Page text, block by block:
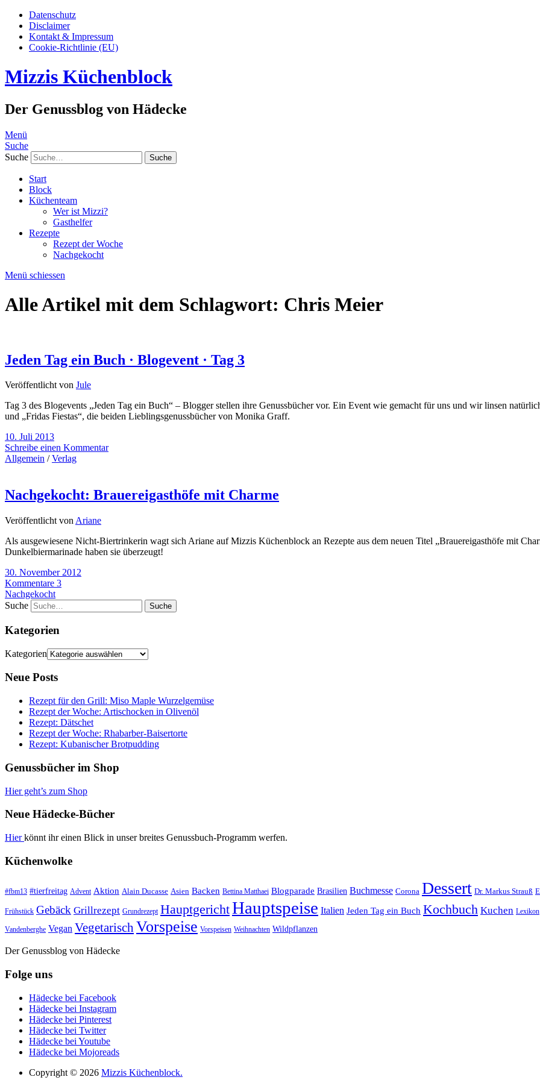
Datenschutz
Disclaimer
Kontakt & Impressum
Cookie-Richtlinie (EU)
Mizzis Küchenblock
Der Genussblog von Hädecke
Menü
Suche
Suche
Start
Block
Küchenteam
Wer ist Mizzi?
Gasthelfer
Rezepte
Rezept der Woche
Nachgekocht
Menü schiessen
Alle Artikel mit dem Schlagwort: Chris Meier
Jeden Tag ein Buch · Blogevent · Tag 3
Veröffentlicht von Jule
Tag 3 des Blogevents „Jeden Tag ein Buch“ – Blogger stellen ihre Genussbücher vor. Ein Event wie gemacht für uns und wir linsen
und „Fridas Fiestas“, die beiden Lieblingsgenussbücher von Monika Graff.
10. Juli 2013
Schreibe einen Kommentar
Allgemein /Verlag
Nachgekocht: Brauereigasthöfe mit Charme
Veröffentlicht von Ariane
Als ausgewiesene Nicht-Biertrinkerin wagt sich Ariane auf Mizzis Küchenblock an Rezepte aus dem neuen Titel „Brauereigasthöfe mit
Dunkelbiermarinade haben sie überzeugt!
30. November 2012
Kommentare 3
Nachgekocht
Suche
Kategorien
Kategorien
Neue Posts
Rezept für den Grill: Miso Maple Wurzelgemüse
Rezept der Woche: Artischocken in Olivenöl
Rezept: Dätschet
Rezept der Woche: Rhabarber-Baisertorte
Rezept: Kubanischer Brotpudding
Genussbücher im Shop
Hier geht’s zum Shop
Neue Hädecke-Bücher
Hierkönnt ihr einen Blick in unser breites Genussbuch-Programm werfen.
Küchenwolke
#fbm13 #tierfreitag Advent Aktion Alain Ducasse Asien Backen Bettina Matthaei Blogparade Brasilien Buchmesse Corona Dessert Dr. Markus Strauß
Frühstück Gebäck Grillrezept Grundrezept HauptgerichtHauptspeise Italien Jeden Tag ein Buch Kochbuch Kuchen Lexikon
Vandenberghe Vegan VegetarischVorspeise Vorspeisen Weihnachten Wildpflanzen
Der Genussblog von Hädecke
Folge uns
Hädecke bei Facebook
Hädecke bei Instagram
Hädecke bei Pinterest
Hädecke bei Twitter
Hädecke bei Youtube
Hädecke bei Mojoreads
Copyright © 2026 Mizzis Küchenblock.